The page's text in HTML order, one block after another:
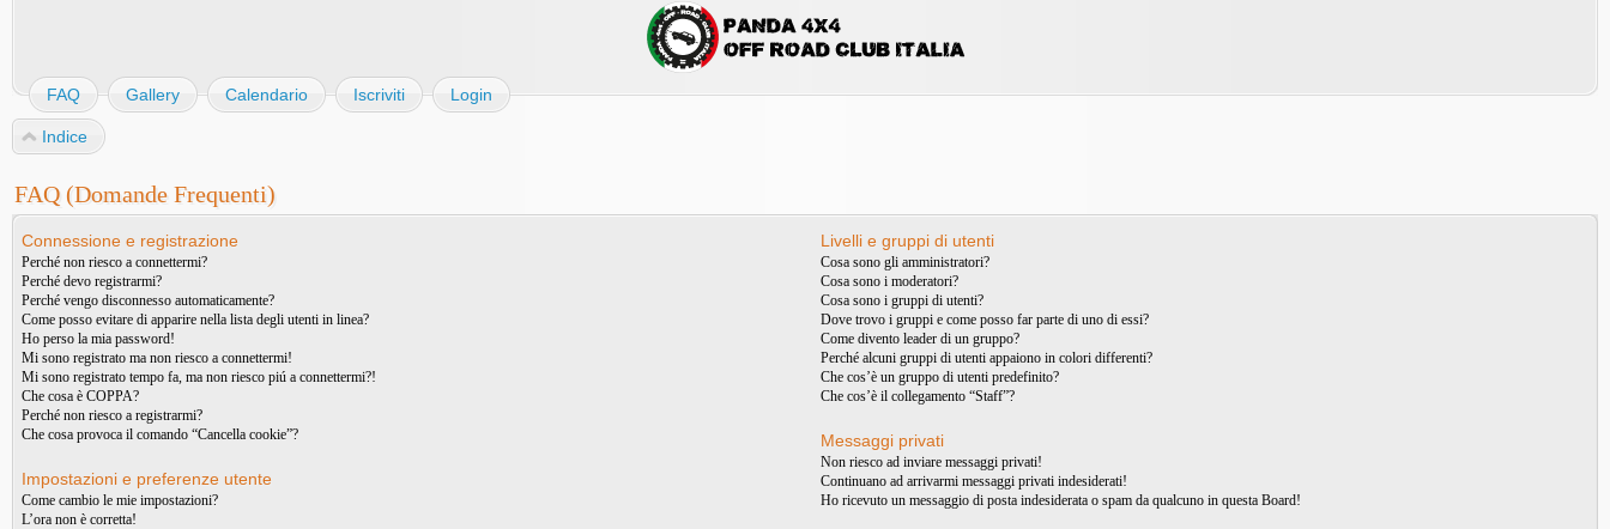
FAQ Gallery Calendario Iscriviti Login
Indice
FAQ (Domande Frequenti)
Connessione e registrazione
Perché non riesco a connettermi?
Perché devo registrarmi?
Perché vengo disconnesso automaticamente?
Come posso evitare di apparire nella lista degli utenti in linea?
Ho perso la mia password!
Mi sono registrato ma non riesco a connettermi!
Mi sono registrato tempo fa, ma non riesco piú a connettermi?!
Che cosa è COPPA?
Perché non riesco a registrarmi?
Che cosa provoca il comando “Cancella cookie”?
Impostazioni e preferenze utente
Come cambio le mie impostazioni?
L’ora non è corretta!
Livelli e gruppi di utenti
Cosa sono gli amministratori?
Cosa sono i moderatori?
Cosa sono i gruppi di utenti?
Dove trovo i gruppi e come posso far parte di uno di essi?
Come divento leader di un gruppo?
Perché alcuni gruppi di utenti appaiono in colori differenti?
Che cos’è un gruppo di utenti predefinito?
Che cos’è il collegamento “Staff”?
Messaggi privati
Non riesco ad inviare messaggi privati!
Continuano ad arrivarmi messaggi privati indesiderati!
Ho ricevuto un messaggio di posta indesiderata o spam da qualcuno in questa Board!